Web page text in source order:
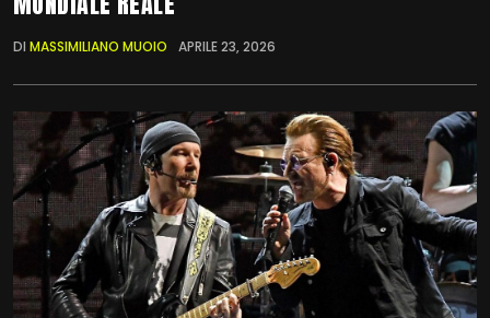
DI MASSIMILIANO MUOIO APRILE 23, 2026